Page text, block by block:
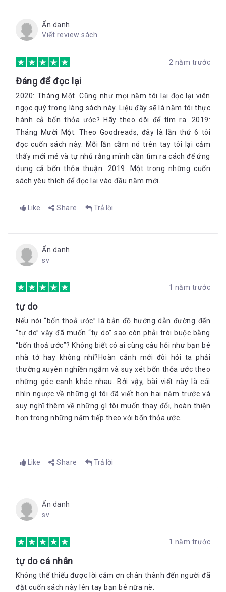
Ẩn danh
Viết review sách
2 năm trước
Đáng để đọc lại
2020: Tháng Một. Cũng như mọi năm tôi lại đọc lại viên
ngọc quý trong làng sách này. Liệu đây sẽ là năm tôi thực
hành cả bốn thỏa ước? Hãy theo dõi để tìm ra. 2019:
Tháng Mười Một. Theo Goodreads, đây là lần thứ 6 tôi
đọc cuốn sách này. Mỗi lần cầm nó trên tay tôi lại cảm
thấy mới mẻ và tự nhủ rằng mình cần tìm ra cách để ứng
dụng cả bốn thỏa thuận. 2019: Một trong những cuốn
sách yêu thích để đọc lại vào đầu năm mới.
Like Share Trả lời
Ẩn danh
sv
1 năm trước
tự do
Nếu nói “bốn thoả ước” là bản đồ hướng dẫn đường đến
“tự do” vậy đã muốn “tự do” sao còn phải trói buộc bằng
“bốn thoả ước”? Không biết có ai cùng câu hỏi như bạn bé
nhà tớ hay không nhỉ?Hoàn cảnh mới đòi hỏi ta phải
thường xuyên nghiền ngẫm và suy xét bốn thỏa ước theo
những góc cạnh khác nhau. Bởi vậy, bài viết này là cái
nhìn ngược về những gì tôi đã viết hơn hai năm trước và
suy nghĩ thêm về những gì tôi muốn thay đổi, hoàn thiện
hơn trong những năm tiếp theo với bốn thỏa ước.
Like Share Trả lời
Ẩn danh
sv
1 năm trước
tự do cá nhân
Không thể thiếu được lời cảm ơn chân thành đến người đã
đặt cuốn sách này lên tay bạn bé nữa nè.